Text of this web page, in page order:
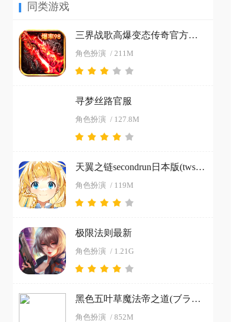
同类游戏
三界战歌高爆变态传奇官方下载
角色扮演 / 211M
寻梦丝路官服
角色扮演 / 127.8M
天翼之链secondrun日本版(twsr)最新版
角色扮演 / 119M
极限法则最新
角色扮演 / 1.21G
黑色五叶草魔法帝之道(ブラクロモ)官方下载
角色扮演 / 852M